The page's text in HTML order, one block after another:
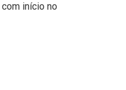
início no